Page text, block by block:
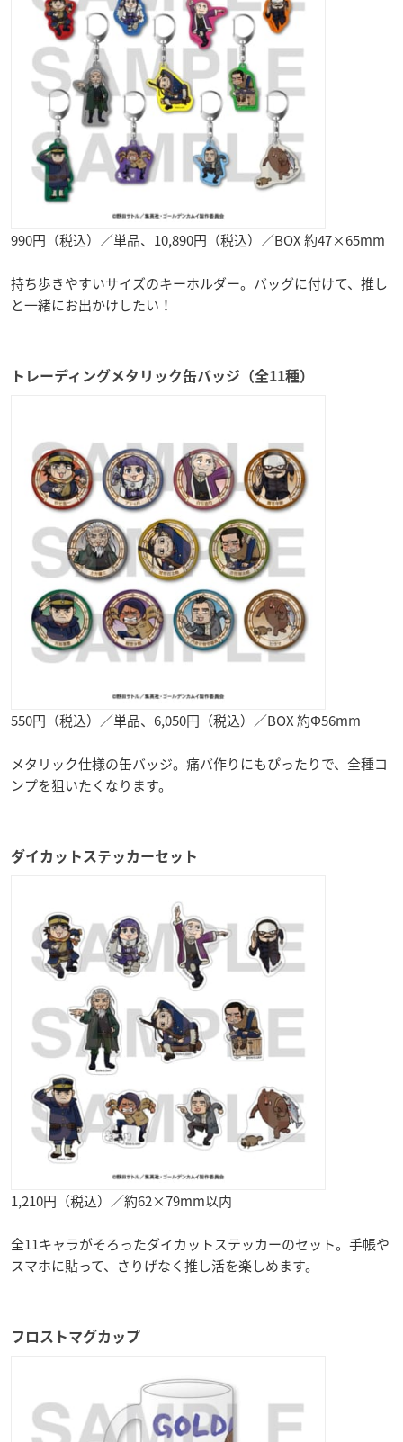
990円（税込）／単品、10,890円（税込）／BOX 約47×65mm
持ち歩きやすいサイズのキーホルダー。バッグに付けて、推し
と一緒にお出かけしたい！
トレーディングメタリック缶バッジ（全11種）
550円（税込）／単品、6,050円（税込）／BOX 約Φ56mm
メタリック仕様の缶バッジ。痛バ作りにもぴったりで、全種コ
ンプを狙いたくなります。
ダイカットステッカーセット
1,210円（税込）／約62×79mm以内
全11キャラがそろったダイカットステッカーのセット。手帳や
スマホに貼って、さりげなく推し活を楽しめます。
フロストマグカップ